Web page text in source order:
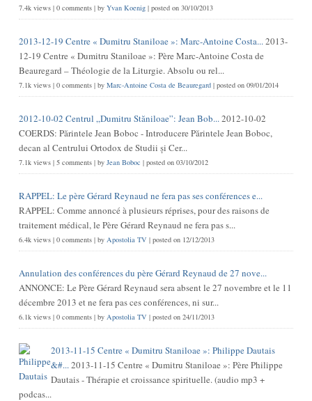
7.4k views| 0 comments| by Yvan Koenig| posted on 30/10/2013
2013-12-19 Centre « Dumitru Staniloae »: Marc-Antoine Costa...2013-
12-19 Centre « Dumitru Staniloae »: Père Marc-Antoine Costa de
Beauregard – Théologie de la Liturgie. Absolu ou rel...
7.1k views| 0 comments| by Marc-Antoine Costa de Beauregard| posted on 09/01/2014
2012-10-02 Centrul „Dumitru Stăniloae”: Jean Bob...2012-10-02
COERDS: Părintele Jean Boboc - Introducere Părintele Jean Boboc,
decan al Centrului Ortodox de Studii și Cer...
7.1k views| 5 comments| by Jean Boboc | posted on 03/10/2012
RAPPEL: Le père Gérard Reynaud ne fera pas ses conférences e...
RAPPEL: Comme annoncé à plusieurs réprises, pour des raisons de
traitement médical, le Père Gérard Reynaud ne fera pas s...
6.4k views| 0 comments| by Apostolia TV | posted on 12/12/2013
Annulation des conférences du père Gérard Reynaud de 27 nove...
ANNONCE: Le Père Gérard Reynaud sera absent le 27 novembre et le 11
décembre 2013 et ne fera pas ces conférences, ni sur...
6.1k views| 0 comments| by Apostolia TV | posted on 24/11/2013
2013-11-15 Centre « Dumitru Staniloae »: Philippe Dautais
&#...2013-11-15 Centre « Dumitru Staniloae »: Père Philippe
Dautais - Thérapie et croissance spirituelle. (audio mp3 +
podcas...